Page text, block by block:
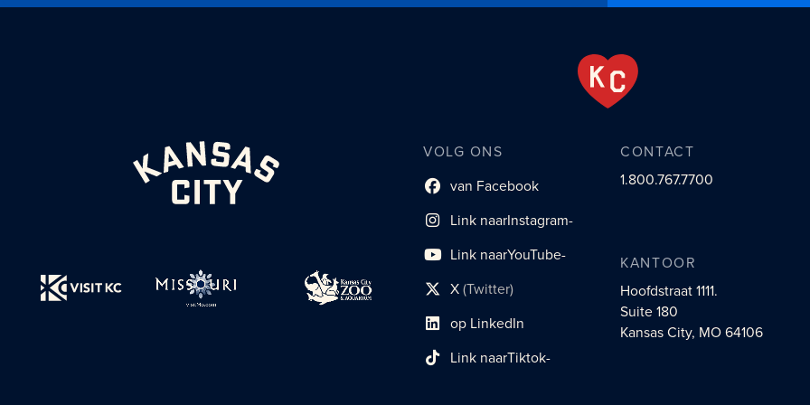
VOLG ONS
Link naar sociaal profiel
van Facebook
Link naarInstagram-
sociaal profiel
Link naarYouTube-
sociaal profiel
X(Twitter)
sociaal profiellink
Link naar sociaal profiel
op LinkedIn
Link naarTiktok-
sociaalprofiel
CONTACT
1.800.767.7700
KANTOOR
Hoofdstraat 1111.
Suite 180
Kansas City, MO 64106